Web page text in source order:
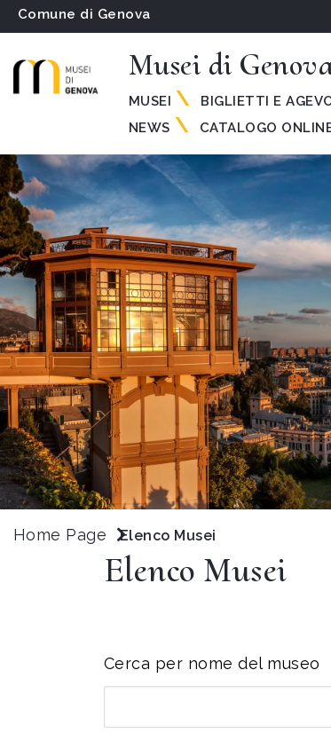
Comune di Genova
Musei di
MUSEI BIGLIETTI E
NEWS
CATALOGO
Home Page Elenco Musei
Elenco Musei
Cerca per nome del museo